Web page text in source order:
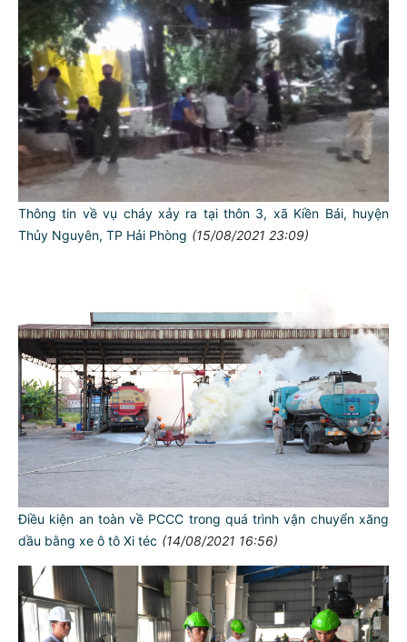
Thông tin về vụ cháy xảy ra tại thôn 3, xã Kiền Bái, huyện
Thủy Nguyên, TP Hải Phòng (15/08/2021 23:09)
Điều kiện an toàn về PCCC trong quá trình vận chuyển xăng
dầu bằng xe ô tô Xi téc (14/08/2021 16:56)